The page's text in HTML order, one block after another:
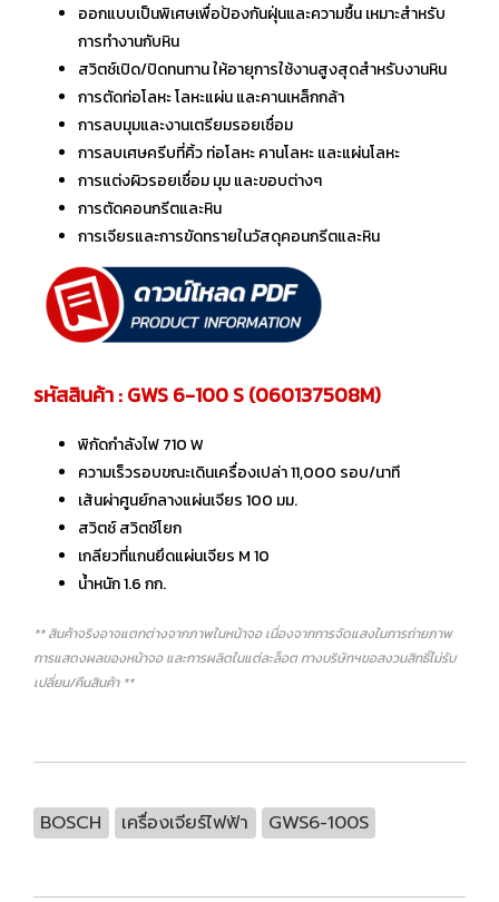
ออกแบบเป็นพิเศษเพื่อป้องกันฝุ่นและความชื้น เหมาะสำหรับ
การทำงานกับหิน
สวิตช์เปิด/ปิดทนทาน ให้อายุการใช้งานสูงสุดสำหรับงานหิน
การตัดท่อโลหะ โลหะแผ่น และคานเหล็กกล้า
การลบมุมและงานเตรียมรอยเชื่อม
การลบเศษครีบที่คิ้ว ท่อโลหะ คานโลหะ และแผ่นโลหะ
การแต่งผิวรอยเชื่อม มุม และขอบต่างๆ
การตัดคอนกรีตและหิน
การเจียรและการขัดทรายในวัสดุคอนกรีตและหิน
รหัสสินค้า : GWS 6-100 S (060137508M)
พิกัดกำลังไฟ 710 W
ความเร็วรอบขณะเดินเครื่องเปล่า 11,000 รอบ/นาที
เส้นผ่าศูนย์กลางแผ่นเจียร 100 มม.
สวิตช์ สวิตช์โยก
เกลียวที่แกนยึดแผ่นเจียร M 10
น้ำหนัก 1.6 กก.
** สินค้าจริงอาจแตกต่างจากภาพในหน้าจอ เนื่องจากการจัดแสงในการถ่ายภาพ
การแสดงผลของหน้าจอ และการผลิตในแต่ละล็อต ทางบริษัทฯขอสงวนสิทธิ์ไม่รับ
เปลี่ยน/คืนสินค้า **
BOSCH เครื่องเจียร์ไฟฟ้า GWS6-100S